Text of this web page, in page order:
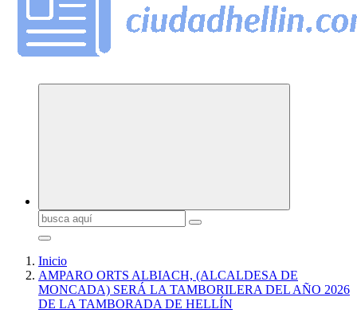
Buscar:
Inicio
AMPARO ORTS ALBIACH, (ALCALDESA DE
MONCADA) SERÁ LA TAMBORILERA DEL AÑO 2026
DE LA TAMBORADA DE HELLÍN